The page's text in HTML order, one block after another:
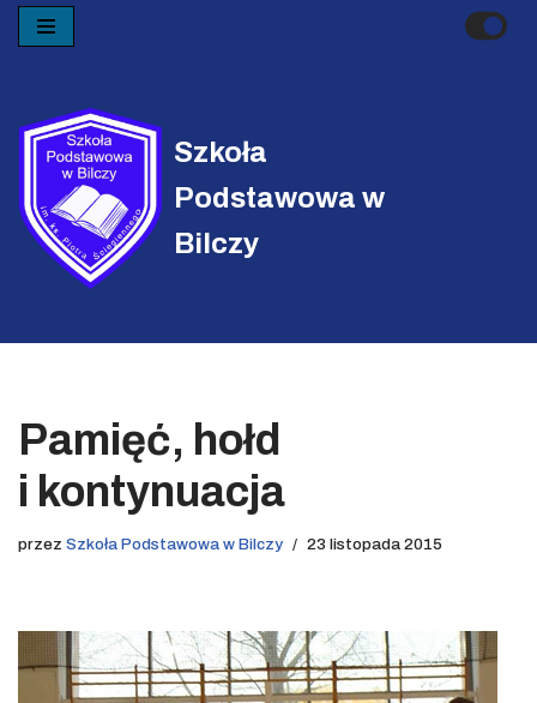
treści
Szkoła
Podstawowa w
Bilczy
Pamięć, hołd
i kontynuacja
przez Szkoła Podstawowa w Bilczy 23 listopada 2015